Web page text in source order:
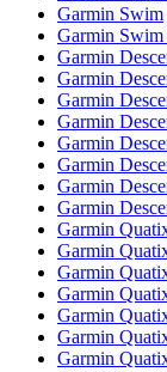
Garmin Swim
Garmin Swim
Garmin
Garmin
Garmin
Garmin
Garmin
Garmin
Garmin
Garmin
Garmin
Garmin
Garmin
Garmin
Garmin
Garmin
Garmin